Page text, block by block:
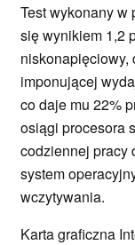
Test wykonany w
się wynikiem 1,2
niskonapięciowy,
imponującej
co daje mu 22%
osiągi procesora
codziennej pracy
system
wczytywania.
Karta graficzna